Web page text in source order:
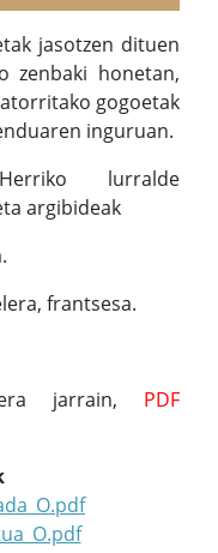
jasotzen dituen
zenbaki honetan,
gogoetak
inguruan.
lurralde
argibideak
frantsesa.
jarrain, PDF